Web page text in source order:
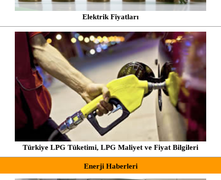
Elektrik Fiyatları
Türkiye LPG Tüketimi, LPG Maliyet ve Fiyat Bilgileri
Enerji Haberleri